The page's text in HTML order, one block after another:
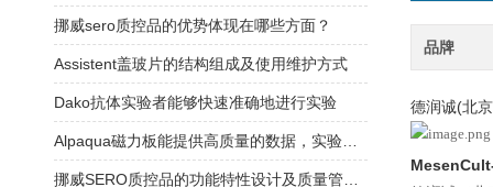
品牌
德润诚(北
挪威sero质控品的优势体现在哪些方面？
Assistent盖玻片的结构组成及使用维护方式
Dako抗体实验者能够快速准确地进行实验